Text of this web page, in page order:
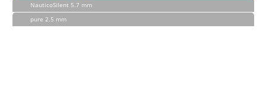
NauticoSilent 5.7 mm
pure 2.5 mm